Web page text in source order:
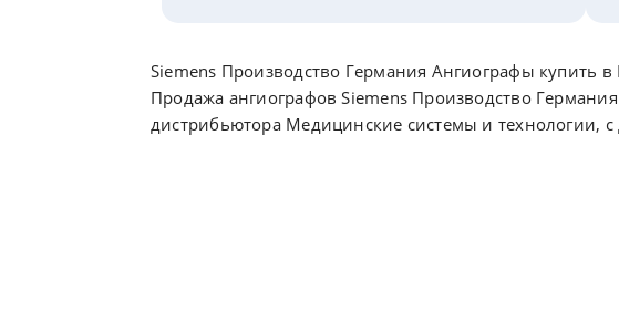
Siemens Производство Германия Ангиографы купить
Продажа ангиографов Siemens Производство
дистрибьютора Медицинские системы и технологии,